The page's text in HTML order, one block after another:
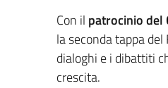
Con il patrocinio del
la seconda tappa
dialoghi e i dibattiti
crescita.